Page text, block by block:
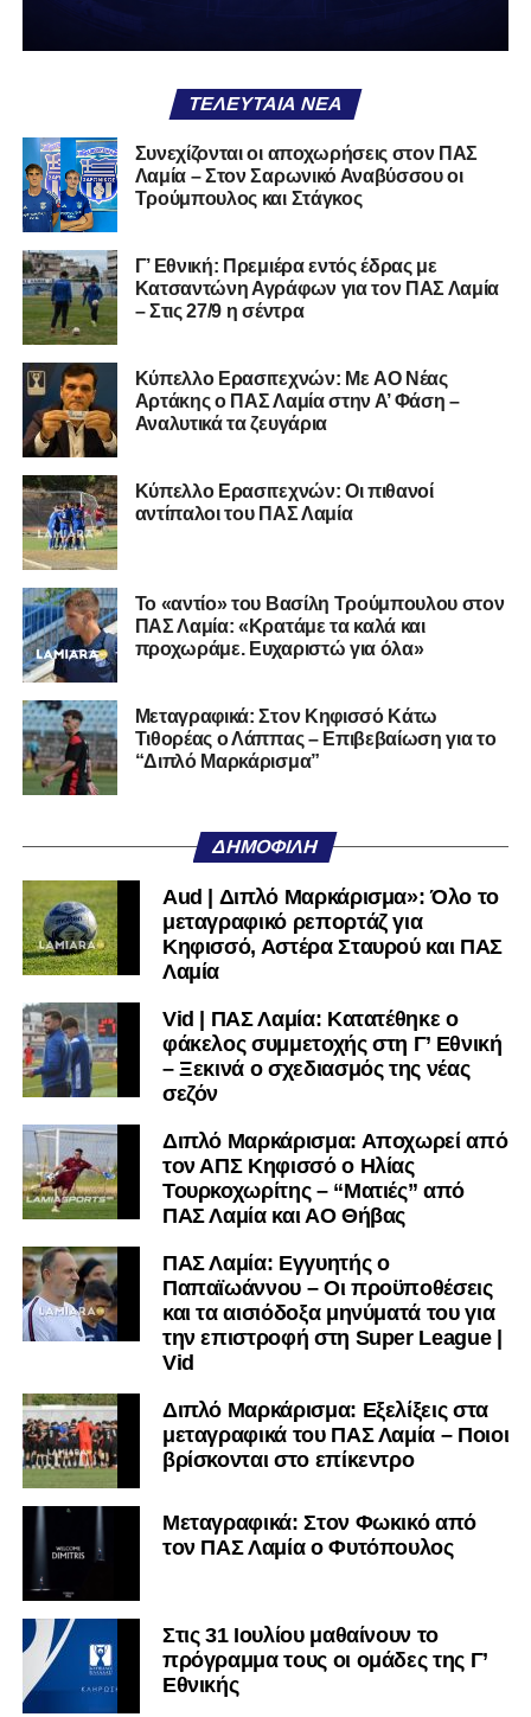
στις 26 Σεπτεμβρίου 2021.
Καλωσορίζουμε τον Βασίλη στην οικογένεια του
Σαρωνικού και του ευχόμαστε υγεία και πολλές
επιτυχίες.»
Η ανακοίνωση για τον Χρυσόστομο Στάγκο
«Ο Α.Ο. Σαρωνικός Αναβύσσου ανακοινώνει την
απόκτηση του τερματοφύλακα Χρυσόστομου Στάγκου.
Ο 24χρονος τερματοφύλακας (γεννημένος στις
27/06/2002) προέρχεται επίσης από μία γεμάτη χρονιά
στη Γ’ Εθνική με τον ΠΑΣ Λαμία. Στο παρελθόν
αγωνίστηκε στον Λεβαδειακό, ενώ πέρασε και από ομάδες
της Serie D στην Ιταλία, όπως οι Nocerina, S. Maria
Cilento και Castrovillari, έχοντας ξεκινήσει την
ποδοσφαιρική του διαδρομή από τον Απόλλωνα Σμύρνης.
Τον καλωσορίζουμε στην οικογένεια του Σαρωνικού και
του ευχόμαστε υγεία και επιτυχίες.»
Ακολουθήστε τοlamiara.grστοGoogle Newsγια να
μαθαίνετε πρώτοι τα κυανόλευκα νέα στην Ελλάδα και τον
Twitterκαι στοInstagram
μαθαίνετε σε χρόνο dt όλα τα νέα.
ΤΕΛΕΥΤΑΊΑ ΝΈΑ
Συνεχίζονται οι αποχωρήσεις στον ΠΑΣ
Λαμία – Στον Σαρωνικό Αναβύσσου οι
Τρούμπουλος και Στάγκος
Γ’ Εθνική: Πρεμιέρα εντός έδρας με
Κατσαντώνη Αγράφων για τον ΠΑΣ Λαμία
– Στις 27/9 η σέντρα
Kύπελλο Ερασιτεχνών: Με AO Nέας
Αρτάκης ο ΠΑΣ Λαμία στην Α’ Φάση –
Αναλυτικά τα ζευγάρια
Κύπελλο Ερασιτεχνών: Οι πιθανοί
αντίπαλοι του ΠΑΣ Λαμία
Το «αντίο» του Βασίλη Τρούμπουλου στον
ΠΑΣ Λαμία: «Κρατάμε τα καλά και
προχωράμε. Ευχαριστώ για όλα»
Μεταγραφικά: Στον Κηφισσό Κάτω
Τιθορέας ο Λάππας – Επιβεβαίωση για το
“Διπλό Μαρκάρισμα”
ΔΗΜΟΦΙΛΉ
Aud | Διπλό Μαρκάρισμα»: Όλο το
μεταγραφικό ρεπορτάζ για
Κηφισσό, Αστέρα Σταυρού και ΠΑΣ
Λαμία
Vid | ΠΑΣ Λαμία: Κατατέθηκε ο
φάκελος συμμετοχής στη Γ’ Εθνική
– Ξεκινά ο σχεδιασμός της νέας
σεζόν
Διπλό Μαρκάρισμα: Αποχωρεί από
τον ΑΠΣ Κηφισσό ο Ηλίας
Τουρκοχωρίτης – “Ματιές” από
ΠΑΣ Λαμία και ΑΟ Θήβας
ΠΑΣ Λαμία: Εγγυητής ο
Παπαϊωάννου – Οι προϋποθέσεις
και τα αισιόδοξα μηνύματά του για
την επιστροφή στη Super League |
Vid
Διπλό Μαρκάρισμα: Εξελίξεις στα
μεταγραφικά του ΠΑΣ Λαμία – Ποιοι
βρίσκονται στο επίκεντρο
Μεταγραφικά: Στον Φωκικό από
τον ΠΑΣ Λαμία ο Φυτόπουλος
Στις 31 Ιουλίου μαθαίνουν το
πρόγραμμα τους οι ομάδες της Γ’
Εθνικής